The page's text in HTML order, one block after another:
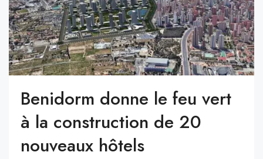
Benidorm donne le feu vert
à la construction de 20
nouveaux hôtels